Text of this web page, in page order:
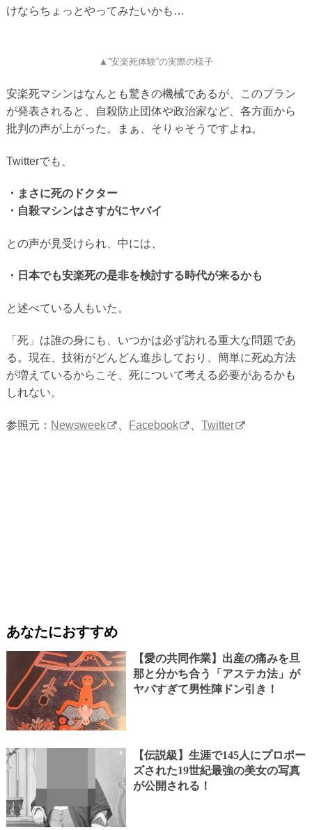
けならちょっとやってみたいかも…
▲”安楽死体験”の実際の様子
安楽死マシンはなんとも驚きの機械であるが、このプラン
が発表されると、自殺防止団体や政治家など、各方面から
批判の声が上がった。まぁ、そりゃそうですよね。
Twitterでも、
・まさに死のドクター
・自殺マシンはさすがにヤバイ
との声が見受けられ、中には、
・日本でも安楽死の是非を検討する時代が来るかも
と述べている人もいた。
「死」は誰の身にも、いつかは必ず訪れる重大な問題であ
る。現在、技術がどんどん進歩しており、簡単に死ぬ方法
が増えているからこそ、死について考える必要があるかも
しれない。
参照元： Newsweek Facebook 、Twitter
あなたにおすすめ
【愛の共同作業】出産の痛みを旦
那と分かち合う「アステカ法」が
ヤバすぎて男性陣ドン引き！
【伝説級】生涯で145人にプロポー
ズされた19世紀最強の美女の写真
が公開される！